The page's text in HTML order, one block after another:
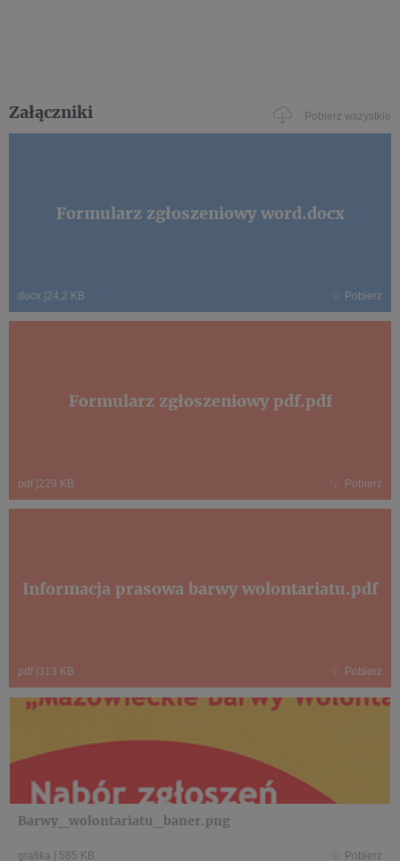
Załączniki Pobierz wszystkie
Formularz zgłoszeniowy word.docx
docx 24,2 KB Pobierz
Formularz zgłoszeniowy pdf.pdf
pdf 229 KB Pobierz
Informacja prasowa barwy wolontariatu.pdf
pdf 313 KB Pobierz
Barwy_wolontariatu_baner.png
grafika 585 KB Pobierz